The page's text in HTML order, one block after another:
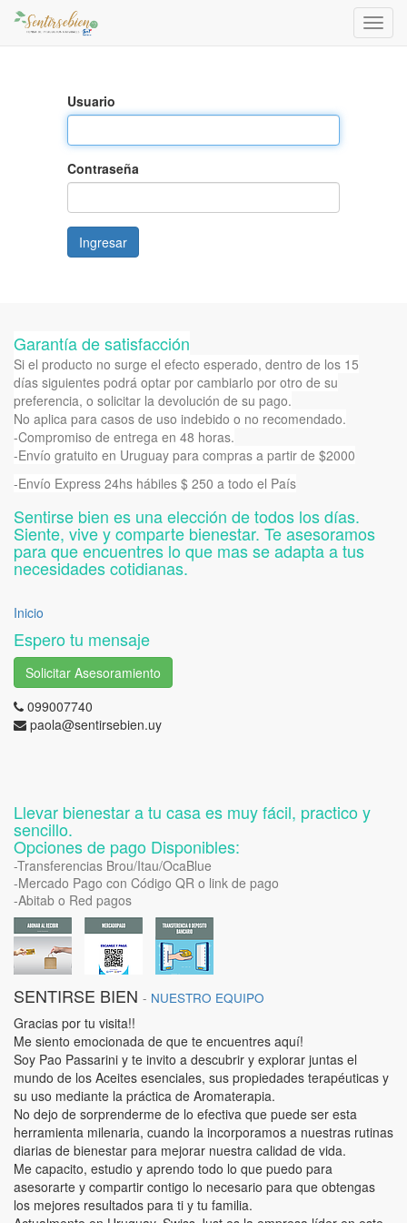
Usuario
Contraseña
Ingresar
Garantía de satisfacción
Si el producto no surge el efecto esperado, dentro de los 15
días siguientes podrá optar por cambiarlo por otro de su
preferencia, o solicitar la devolución de su pago.
No aplica para casos de uso indebido o no recomendado.
-Compromiso de entrega en 48 horas.
-Envío gratuito en Uruguay para compras a partir de $2000
-Envío Express 24hs hábiles $ 250 a todo el País
Sentirse bien es una elección de todos los días.
Siente, vive y comparte bienestar. Te asesoramos
para que encuentres lo que mas se adapta a tus
necesidades cotidianas.
Inicio
Espero tu mensaje
Solicitar Asesoramiento
099007740
paola@sentirsebien.uy
Llevar bienestar a tu casa es muy fácil, practico y
sencillo.
Opciones de pago Disponibles:
-Transferencias Brou/Itau/OcaBlue
-Mercado Pago con Código QR o link de pago
-Abitab o Red pagos
SENTIRSE BIEN - NUESTRO EQUIPO
Gracias por tu visita!!
Me siento emocionada de que te encuentres aquí!
Soy Pao Passarini y te invito a descubrir y explorar juntas el
mundo de los Aceites esenciales, sus propiedades terapéuticas y
su uso mediante la práctica de Aromaterapia.
No dejo de sorprenderme de lo efectiva que puede ser esta
herramienta milenaria, cuando la incorporamos a nuestras rutinas
diarias de bienestar para mejorar nuestra calidad de vida.
Me capacito, estudio y aprendo todo lo que puedo para
asesorarte y compartir contigo lo necesario para que obtengas
los mejores resultados para ti y tu familia.